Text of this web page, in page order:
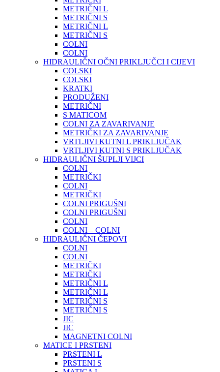
METRIČNI L
METRIČNI S
METRIČNI L
METRIČNI S
COLNI
COLNI
HIDRAULIČNI OČNI PRIKLJUČCI I CIJEVI
COLSKI
COLSKI
KRATKI
PRODUŽENI
METRIČNI
S MATICOM
COLNI ZA ZAVARIVANJE
METRIČKI ZA ZAVARIVANJE
VRTLJIVI KUTNI L PRIKLJUČAK
VRTLJIVI KUTNI S PRIKLJUČAK
HIDRAULIČNI ŠUPLJI VIJCI
COLNI
METRIČKI
COLNI
METRIČKI
COLNI PRIGUŠNI
COLNI PRIGUŠNI
COLNI
COLNI – COLNI
HIDRAULIČNI ČEPOVI
COLNI
COLNI
METRIČKI
METRIČKI
METRIČNI L
METRIČNI L
METRIČNI S
METRIČNI S
JIC
JIC
MAGNETNI COLNI
MATICE I PRSTENI
PRSTENI L
PRSTENI S